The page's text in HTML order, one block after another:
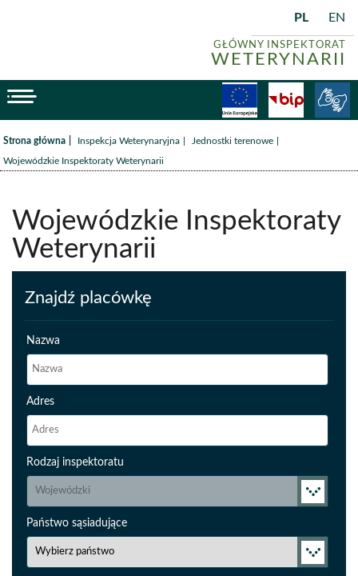
GŁÓWNY INSPEKTORAT
WETERYNARII
PL EN
BiP
Strona główna /Inspekcja Weterynaryjna Jednostki terenowe
Wojewódzkie Inspektoraty Weterynarii
Wojewódzkie Inspektoraty
Weterynarii
Znajdź placówkę
Nazwa
Adres
Rodzaj inspektoratu
Państwo sąsiadujące